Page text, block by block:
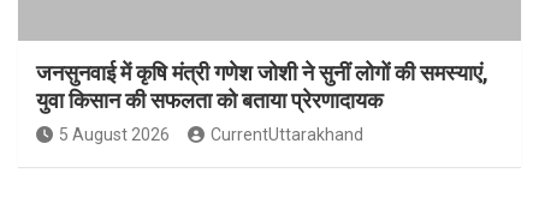
जनसुनवाई में कृषि मंत्री गणेश जोशी ने सुनीं लोगों की समस्याएं,
युवा किसान की सफलता को बताया प्रेरणादायक
5 August 2026 CurrentUttarakhand